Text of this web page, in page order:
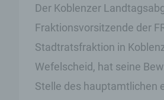
Der Koblenzer
Fraktionsvorsitzende der
Stadtratsfraktion in
Wefelscheid, hat seine
Stelle des hauptamtlichen